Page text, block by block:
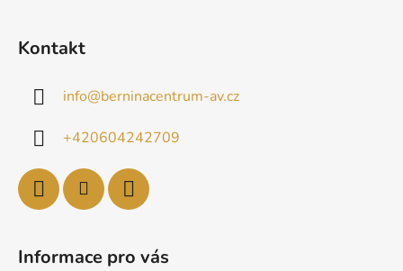
Kontakt
info@berninacentrum-av.cz
+420604242709
Informace pro vás